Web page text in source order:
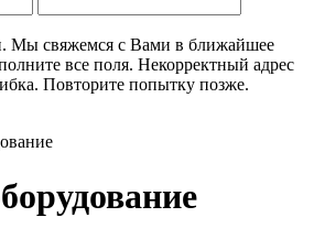
Мы свяжемся с Вами в ближайшее
все поля. Некорректный адрес
Повторите попытку позже.